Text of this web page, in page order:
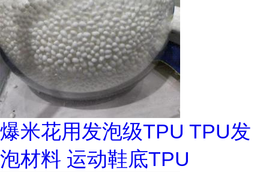
爆米花用发泡级TPU TPU发
泡材料 运动鞋底TPU